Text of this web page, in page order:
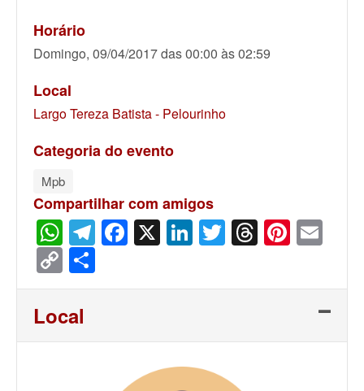
Horário
Domingo, 09/04/2017 das 00:00 às 02:59
Local
Largo Tereza Batista - Pelourinho
Categoria do evento
Mpb
Compartilhar com amigos
WhatsApp
Telegram
Facebook
X LinkedIn
Twitter
Threads
Copy
Link
Local